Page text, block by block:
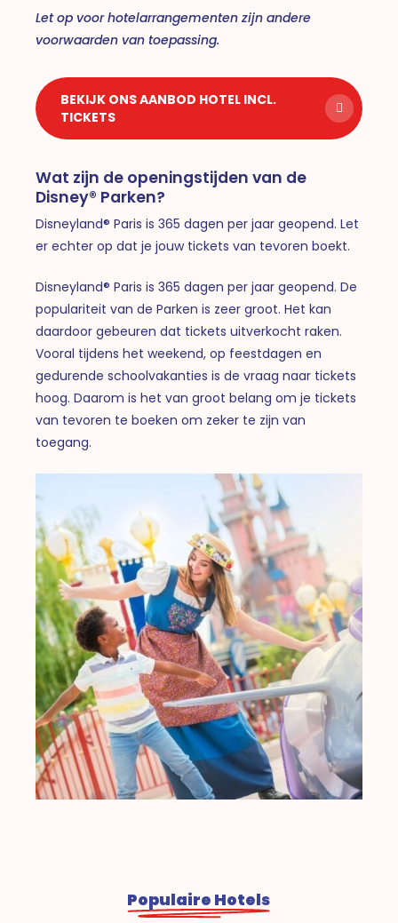
Let op voor hotelarrangementen zijn andere
voorwaarden van toepassing.
BEKIJK ONS AANBOD HOTEL INCL.
TICKETS
Wat zijn de openingstijden van de
Disney® Parken?
Disneyland® Paris is 365 dagen per jaar geopend. Let
er echter op dat je jouw tickets van tevoren boekt.
Disneyland® Paris is 365 dagen per jaar geopend. De
populariteit van de Parken is zeer groot. Het kan
daardoor gebeuren dat tickets uitverkocht raken.
Vooral tijdens het weekend, op feestdagen en
gedurende schoolvakanties is de vraag naar tickets
hoog. Daarom is het van groot belang om je tickets
van tevoren te boeken om zeker te zijn van
toegang.
Populaire Hotels